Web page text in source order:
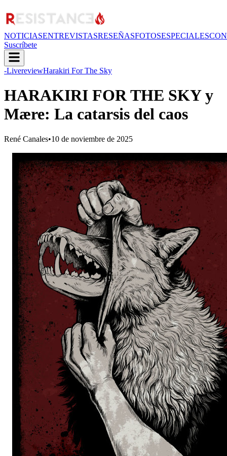
NOTICIASENTREVISTASRESEÑASFOTOSESPECIALES
Suscríbete
-LivereviewHarakiri For The Sky
HARAKIRI FOR THE SKY y
Mære: La catarsis del caos
René Canales•10 de noviembre de 2025